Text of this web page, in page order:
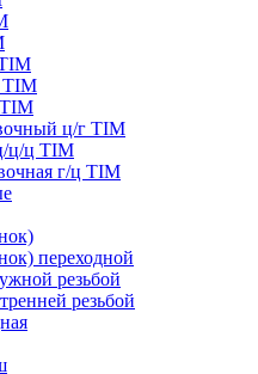
TIM
ц/г TIM
ц/ц TIM
г/ц TIM
переходной
резьбой
резьбой